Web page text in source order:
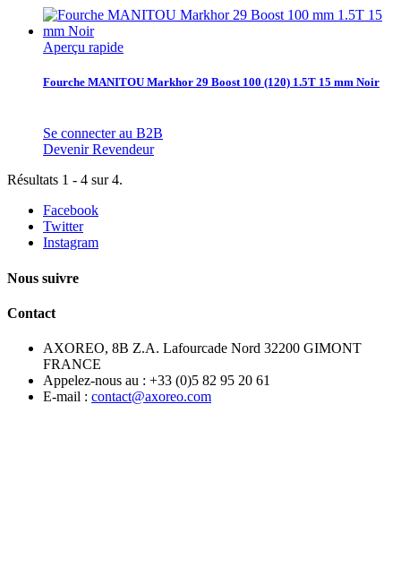
Aperçu rapide
Fourche MANITOU Markhor 29 Boost 100 (120) 1.5T 15 mm Noir
Se connecter au B2B
Devenir Revendeur
Résultats 1 - 4 sur 4.
Facebook
Twitter
Instagram
Nous suivre
Contact
AXOREO, 8B Z.A. Lafourcade Nord 32200 GIMONT
FRANCE
Appelez-nous au : +33 (0)5 82 95 20 61
E-mail : contact@axoreo.com